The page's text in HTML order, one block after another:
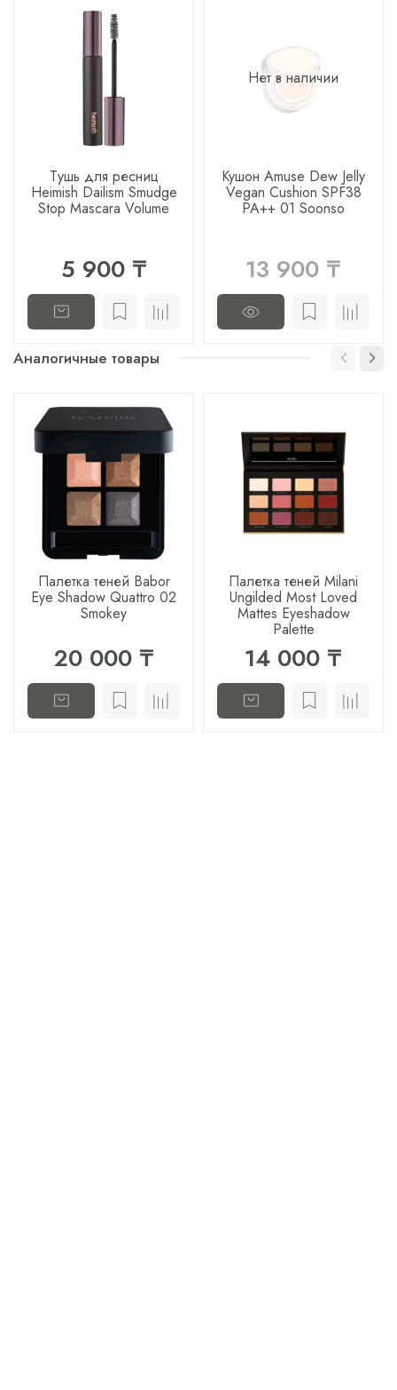
Тушь для ресниц
Heimish Dailism Smudge
Stop Mascara Volume
5 900 ₸
Нет в наличии
Кушон Amuse Dew Jelly
Vegan Cushion SPF38
PA++ 01 Soonso
13 900 ₸
Аналогичные товары
Палетка теней Babor
Eye Shadow Quattro 02
Smokey
20 000 ₸
Палетка теней Milani
Ungilded Most Loved
Mattes Eyeshadow
Palette
14 000 ₸